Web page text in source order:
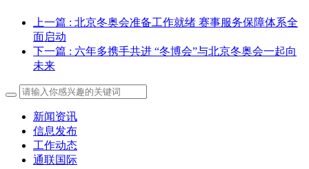
上一篇 : 北京冬奥会准备工作就绪 赛事服务保障体系全
面启动
下一篇 : 六年多携手共进 “冬博会”与北京冬奥会一起向
未来
新闻资讯
信息发布
工作动态
通联国际